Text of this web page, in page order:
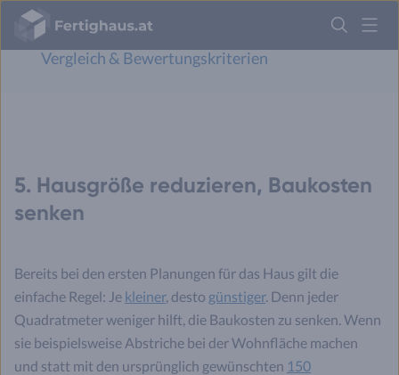
Fertighaus
LogoDie besten Fertighausanbieter 2026: Testsieger,
Vergleich & Bewertungskriterien
5. Hausgröße reduzieren, Baukosten
senken
Bereits bei den ersten Planungen für das Haus gilt die
einfache Regel: Je kleiner, desto günstiger. Denn jeder
Quadratmeter weniger hilft, die Baukosten zu senken. Wenn
sie beispielsweise Abstriche bei der Wohnfläche machen
und statt mit den ursprünglich gewünschten 150